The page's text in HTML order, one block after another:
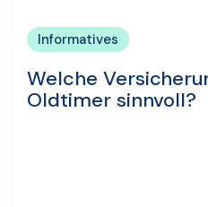
Informatives
Welche
Oldtimer sinnvoll?